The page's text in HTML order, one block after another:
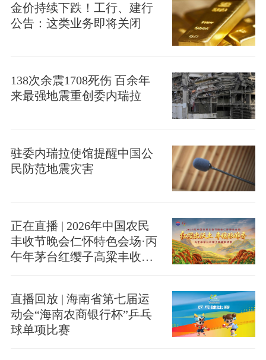
金价持续下跌！工行、建行
公告：这类业务即将关闭
138次余震1708死伤 百余年
来最强地震重创委内瑞拉
驻委内瑞拉使馆提醒中国公
民防范地震灾害
正在直播 | 2026年中国农民
丰收节晚会仁怀特色会场·丙
午年茅台红缨子高粱丰收季
直播回放 | 海南省第七届运
动会“海南农商银行杯”乒乓
球单项比赛